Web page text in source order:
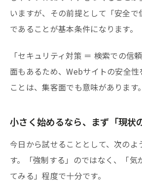
いますが、その前提として「安全で
であることが基本条件になります。
「セキュリティ対策 ＝ 検索での信
面もあるため、Webサイトの安全
ことは、集客面でも意味があります。
小さく始めるなら、まず「現状
今日から試せることとして、次のよ
す。「強制する」のではなく、「気
てみる」程度で十分です。